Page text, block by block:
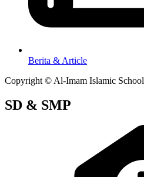
Berita & Article
Copyright © Al-Imam Islamic School
SD & SMP